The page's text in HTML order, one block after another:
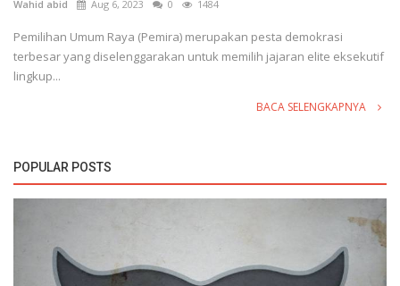
Wahid abid Aug 6, 2023 0 1484
Pemilihan Umum Raya (Pemira) merupakan pesta demokrasi
terbesar yang diselenggarakan untuk memilih jajaran elite eksekutif
lingkup...
BACA SELENGKAPNYA
POPULAR POSTS